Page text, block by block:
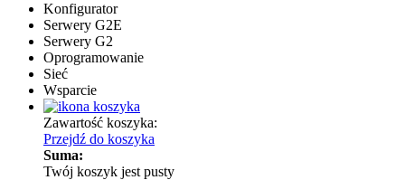
Konfigurator
Serwery G2E
Serwery G2
Oprogramowanie
Sieć
Wsparcie
Zawartość koszyka:
Przejdź do koszyka
Suma:
Twój koszyk jest pusty